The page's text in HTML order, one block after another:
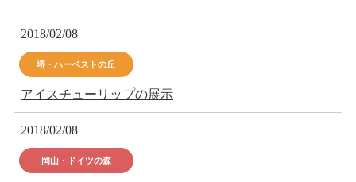
2018/02/08
堺・ハーベストの丘
アイスチューリップの展示
2018/02/08
岡山・ドイツの森